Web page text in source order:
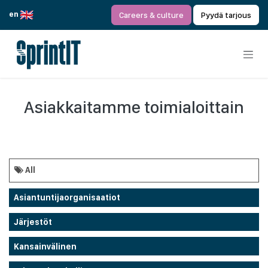
en
Careers & culture Pyydä tarjous
Asiakkaitamme toimialoittain
All
Asiantuntijaorganisaatiot
Järjestöt
Kansainvälinen